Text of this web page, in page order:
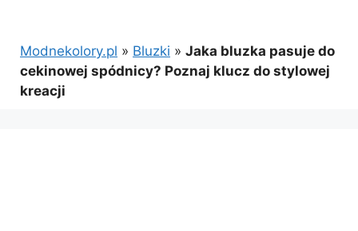
Modnekolory.pl » Bluzki » Jaka bluzka pasuje do
cekinowej spódnicy? Poznaj klucz do stylowej
kreacji